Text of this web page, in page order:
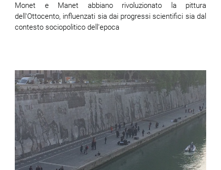
Monet e Manet abbiano rivoluzionato la pittura
dell'Ottocento, influenzati sia dai progressi scientifici sia dal
contesto sociopolitico dell'epoca